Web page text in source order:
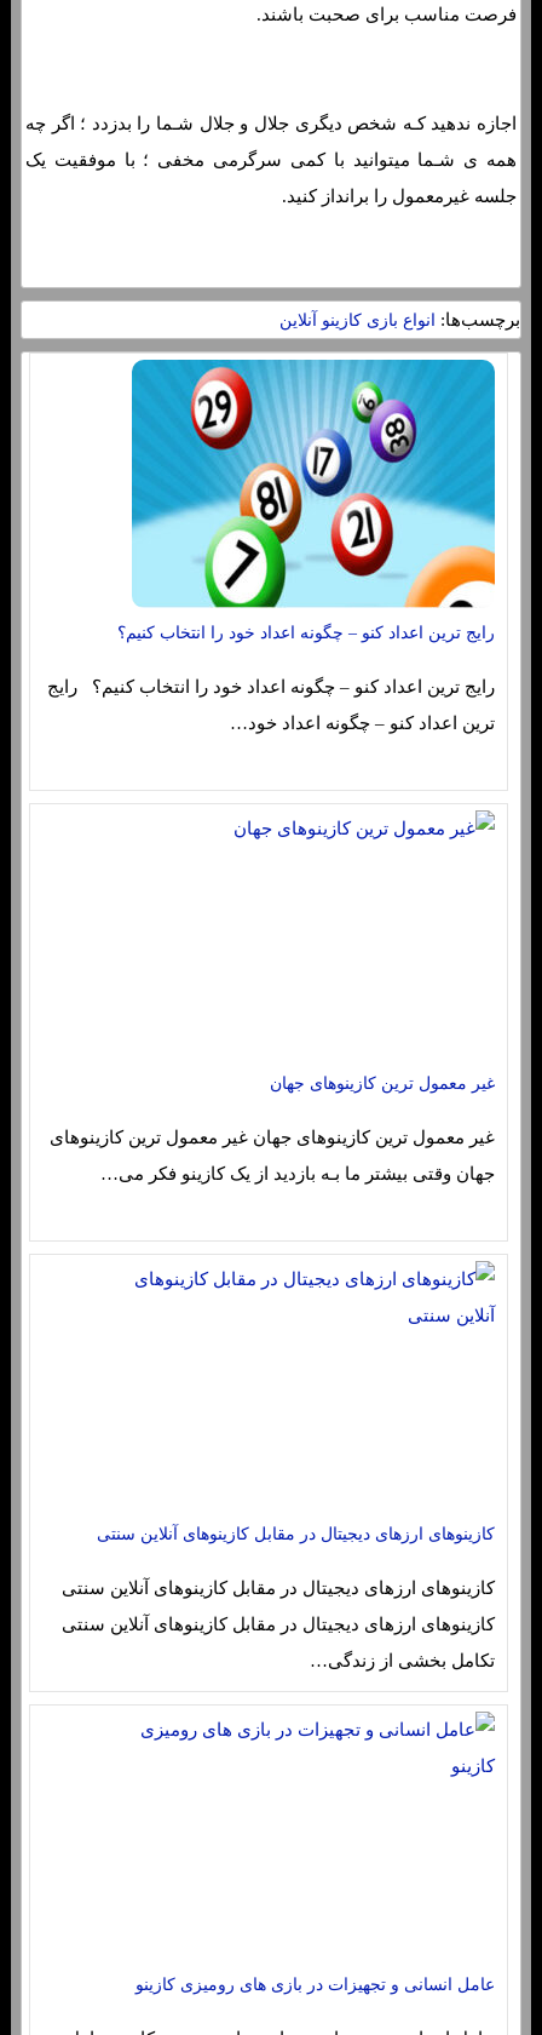
فرصت مناسب برای صحبت باشند.
اجازه ندهید کـه شخص دیگری جلال و جلال شـما را بدزدد ؛ اگر چه
همه ی شـما میتوانید با کمی سرگرمی مخفی ؛ با موفقیت یک
جلسه غیرمعمول را برانداز کنید.
برچسب‌ها: انواع بازی کازینو آنلاین
رایج ترین اعداد کنو – چگونه اعداد خود را انتخاب کنیم؟
رایج ترین اعداد کنو – چگونه اعداد خود را انتخاب کنیم؟ رایج
ترین اعداد کنو – چگونه اعداد خود…
غیر معمول ترین کازینوهای جهان
غیر معمول ترین کازینوهای جهان غیر معمول ترین کازینوهای
جهان وقتی بیشتر ما بـه بازدید از یک کازینو فکر می…
کازینوهای ارزهای دیجیتال در مقابل کازینوهای آنلاین سنتی
کازینوهای ارزهای دیجیتال در مقابل کازینوهای آنلاین سنتی
کازینوهای ارزهای دیجیتال در مقابل کازینوهای آنلاین سنتی
تکامل بخشی از زندگی…
عامل انسانی و تجهیزات در بازی های رومیزی کازینو